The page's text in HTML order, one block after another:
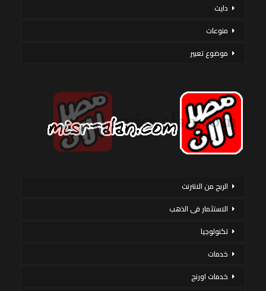
دايت
منوعات
موضوع تعبير
الربح من الانترنت
الاستثمار فى الذهب
تكنولوجيا
خدمات
خدمات اورنج